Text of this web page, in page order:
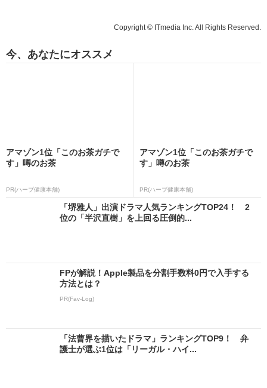
Copyright © ITmedia Inc. All Rights Reserved.
今、あなたにオススメ
アマゾン1位「このお茶ガチで
す」噂のお茶
PR(ハーブ健康本舗)
アマゾン1位「このお茶ガチで
す」噂のお茶
PR(ハーブ健康本舗)
「堺雅人」出演ドラマ人気ランキングTOP24！ 2
位の「半沢直樹」を上回る圧倒的...
FPが解説！Apple製品を分割手数料0円で入手する
方法とは？
PR(Fav-Log)
「法曹界を描いたドラマ」ランキングTOP9！ 弁
護士が選ぶ1位は「リーガル・ハイ...